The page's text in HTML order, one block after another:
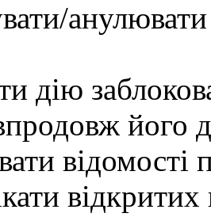
дію
його
відомості